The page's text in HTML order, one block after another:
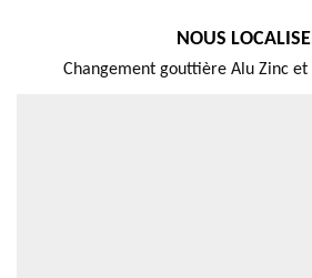
NOUS
Changement gouttière Alu Zinc et